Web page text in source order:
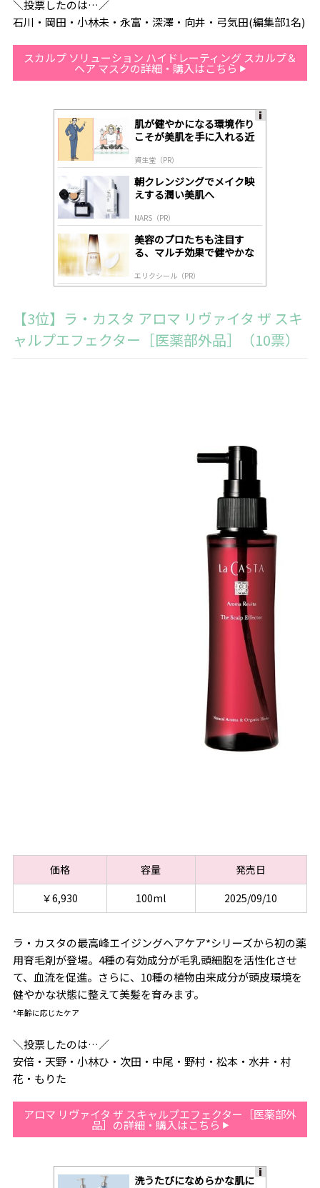
＼投票したのは…／
石川・岡田・小林未・永富・深澤・向井・弓気田(編集部1名)
スカルプ ソリューション ハイドレーティング スカルプ＆
ヘア マスクの詳細・購入はこちら
肌が健やかになる環境作り
こそが美肌を手に入れる近
資生堂（PR）
朝クレンジングでメイク映
えする潤い美肌へ
NARS（PR）
美容のプロたちも注目す
る、マルチ効果で健やかな
エリクシール（PR）
【3位】ラ・カスタ アロマ リヴァイタ ザ スキ
ャルプエフェクター［医薬部外品］（10票）
価格 容量
発売日
￥6,930
100ml 2025/09/10
ラ・カスタの最高峰エイジングヘアケア*シリーズから初の薬
用育毛剤が登場。4種の有効成分が毛乳頭細胞を活性化させ
て、血流を促進。さらに、10種の植物由来成分が頭皮環境を
健やかな状態に整えて美髪を育みます。
*年齢に応じたケア
＼投票したのは…／
安倍・天野・小林ひ・次田・中尾・野村・松本・水井・村
花・もりた
アロマ リヴァイタ ザ スキャルプエフェクター［医薬部外
品］の詳細・購入はこちら
洗うたびになめらかな肌に